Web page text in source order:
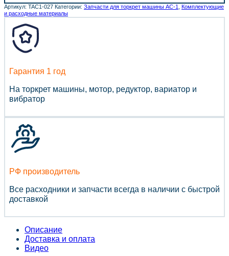
Артикул: TAC1-027 Категории: Запчасти для торкрет машины АС-1, Комплектующие
и расходные материалы
Гарантия 1 год
На торкрет машины, мотор, редуктор, вариатор и
вибратор
РФ производитель
Все расходники и запчасти всегда в наличии с быстрой
доставкой
Описание
Доставка и оплата
Видео